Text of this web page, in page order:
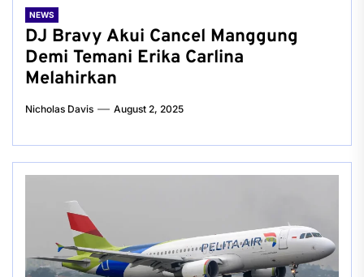
NEWS
DJ Bravy Akui Cancel Manggung
Demi Temani Erika Carlina
Melahirkan
Nicholas Davis August 2, 2025